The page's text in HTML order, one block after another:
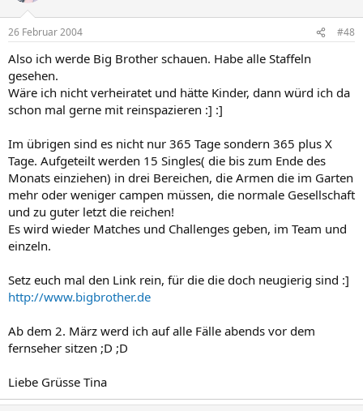
26 Februar 2004 #48
Also ich werde Big Brother schauen. Habe alle Staffeln
gesehen.
Wäre ich nicht verheiratet und hätte Kinder, dann würd ich da
schon mal gerne mit reinspazieren :] :]
Im übrigen sind es nicht nur 365 Tage sondern 365 plus X
Tage. Aufgeteilt werden 15 Singles( die bis zum Ende des
Monats einziehen) in drei Bereichen, die Armen die im Garten
mehr oder weniger campen müssen, die normale Gesellschaft
und zu guter letzt die reichen!
Es wird wieder Matches und Challenges geben, im Team und
einzeln.
Setz euch mal den Link rein, für die die doch neugierig sind :]
http://www.bigbrother.de
Ab dem 2. März werd ich auf alle Fälle abends vor dem
fernseher sitzen ;D ;D
Liebe Grüsse Tina